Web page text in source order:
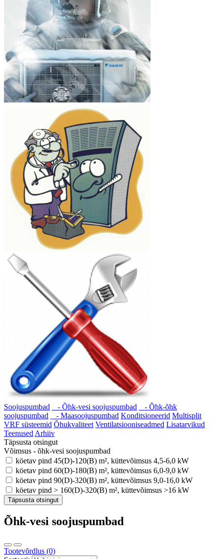
Soojuspumbad - Õhk-vesi soojuspumbad
- Õhk-õhk
soojuspumbad
- Maasoojuspumbad Konditsioneerid Multisplit
VRF süsteemid Õhukvaliteet Ventilatsiooniseadmed Lisatarvikud
Teenused Arhiiv
Täpsusta otsingut
Võimsus - õhk-vesi soojuspumbad
köetav pind 45(D)-120(B) m², küttevõimsus 4,5-6,0 kW
köetav pind 60(D)-180(B) m², küttevõimsus 6,0-9,0 kW
köetav pind 90(D)-320(B) m², küttevõimsus 9,0-16,0 kW
köetav pind > 160(D)-320(B) m², küttevõimsus >16 kW
Täpsusta otsingut
Õhk-vesi soojuspumbad
Tootevõrdlus (0)